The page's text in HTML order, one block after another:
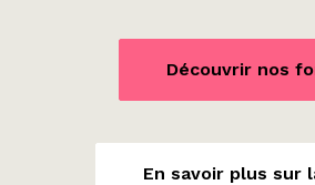
Découvrir nos
En savoir plus sur